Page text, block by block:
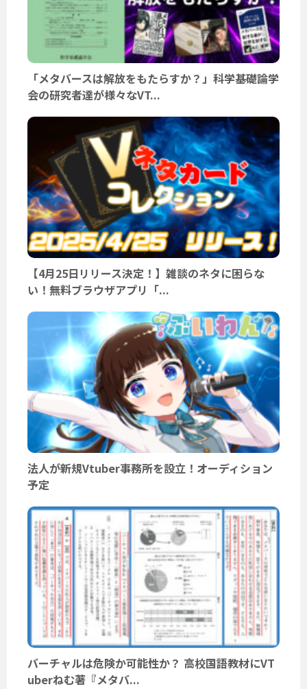
「メタバースは解放をもたらすか？」科学基礎論学
会の研究者達が様々なVT...
【4月25日リリース決定！】雑談のネタに困らな
い！無料ブラウザアプリ「...
法人が新規Vtuber事務所を設立！オーディション
予定
バーチャルは危険か可能性か？ 高校国語教材にVT
uberねむ著『メタバ...